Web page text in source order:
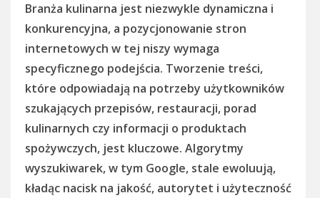
Branża kulinarna jest niezwykle dynamiczna i
konkurencyjna, a pozycjonowanie stron
internetowych w tej niszy wymaga
specyficznego podejścia. Tworzenie treści,
które odpowiadają na potrzeby użytkowników
szukających przepisów, restauracji, porad
kulinarnych czy informacji o produktach
spożywczych, jest kluczowe. Algorytmy
wyszukiwarek, w tym Google, stale ewoluują,
kładąc nacisk na jakość, autorytet i użyteczność